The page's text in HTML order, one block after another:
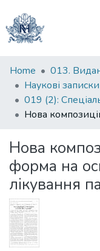
Communities
&
Collections
Statistics
Home
013.
Наукові
Нова
форма на
лікування